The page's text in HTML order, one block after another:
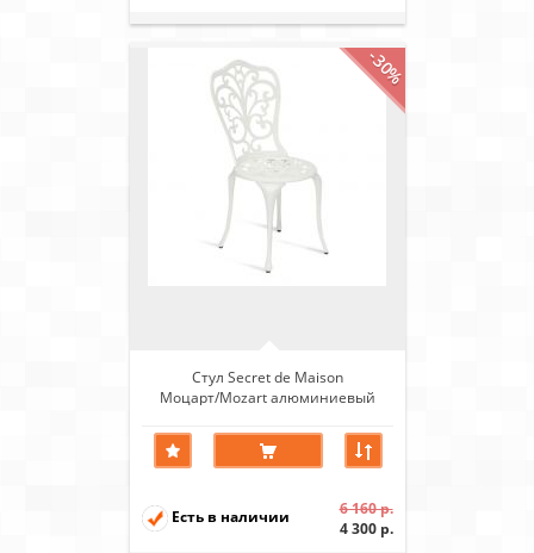
-30%
Стул Secret de Maison
Моцарт/Mozart алюминиевый
Есть в наличии
6 160 р.
4 300 р.